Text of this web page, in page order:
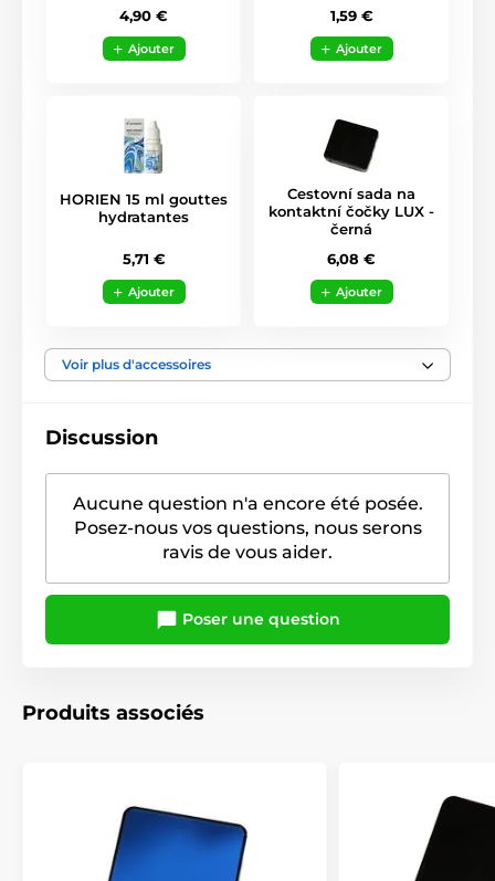
4,90 €
Ajouter
1,59 €
Ajouter
HORIEN 15 ml gouttes
hydratantes
5,71 €
Ajouter
Cestovní sada na
kontaktní čočky LUX -
černá
6,08 €
Ajouter
Voir plus d'accessoires
Discussion
Aucune question n'a encore été posée.
Posez-nous vos questions, nous serons
ravis de vous aider.
Poser une question
Produits associés